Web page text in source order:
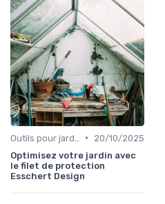
•
20/10/2025
Optimisez votre jardin avec
le filet de protection
Esschert Design